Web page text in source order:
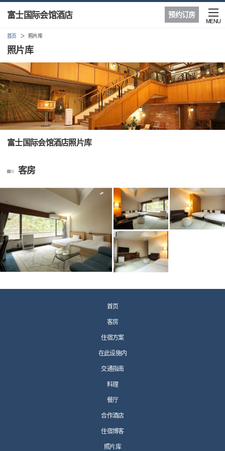
预约订房
富士国际会馆酒店
MENU
首页 照片库
照片库
富士国际会馆酒店照片库
客房
首页
客房
住宿方案
在此设施内
交通指南
料理
餐厅
合作酒店
住宿博客
照片库